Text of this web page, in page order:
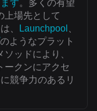
す。多くの有望
上場先として
、
Launchpool
のようなプラット
ッドにより、
ークンにアクセ
競争力のあるリ